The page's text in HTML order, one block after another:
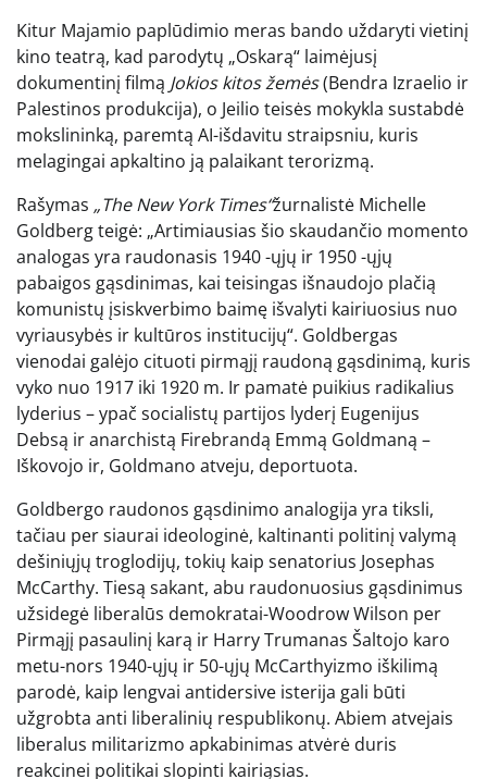
Kitur Majamio paplūdimio meras bando uždaryti vietinį
kino teatrą, kad parodytų „Oskarą“ laimėjusį
dokumentinį filmą Jokios kitos žemės(Bendra Izraelio ir
Palestinos produkcija), o Jeilio teisės mokykla sustabdė
mokslininką, paremtą AI-išdavitu straipsniu, kuris
melagingai apkaltino ją palaikant terorizmą.
Rašymas „The New York Times“žurnalistė Michelle
Goldberg teigė: „Artimiausias šio skaudančio momento
analogas yra raudonasis 1940 -ųjų ir 1950 -ųjų
pabaigos gąsdinimas, kai teisingas išnaudojo plačią
komunistų įsiskverbimo baimę išvalyti kairiuosius nuo
vyriausybės ir kultūros institucijų“. Goldbergas
vienodai galėjo cituoti pirmąjį raudoną gąsdinimą, kuris
vyko nuo 1917 iki 1920 m. Ir pamatė puikius radikalius
lyderius – ypač socialistų partijos lyderį Eugenijus
Debsą ir anarchistą Firebrandą Emmą Goldmaną –
Iškovojo ir, Goldmano atveju, deportuota.
Goldbergo raudonos gąsdinimo analogija yra tiksli,
tačiau per siaurai ideologinė, kaltinanti politinį valymą
dešiniųjų troglodijų, tokių kaip senatorius Josephas
McCarthy. Tiesą sakant, abu raudonuosius gąsdinimus
užsidegė liberalūs demokratai-Woodrow Wilson per
Pirmąjį pasaulinį karą ir Harry Trumanas Šaltojo karo
metu-nors 1940-ųjų ir 50-ųjų McCarthyizmo iškilimą
parodė, kaip lengvai antidersive isterija gali būti
užgrobta anti liberalinių respublikonų. Abiem atvejais
liberalus militarizmo apkabinimas atvėrė duris
reakcinei politikai slopinti kairiąsias.